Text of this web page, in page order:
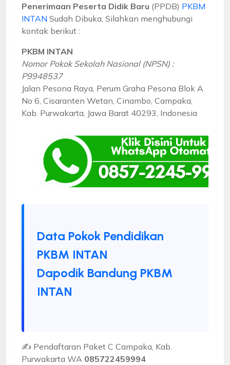
Penerimaan Peserta Didik Baru (PPDB) PKBM
INTAN Sudah Dibuka, Silahkan menghubungi
kontak berikut :
PKBM INTAN
Nomor Pokok Sekolah Nasional (NPSN) :
P9948537
Jalan Pesona Raya, Perum Graha Pesona Blok A
No 6, Cisaranten Wetan, Cinambo, Campaka,
Kab. Purwakarta, Jawa Barat 40293, Indonesia
Data Pokok Pendidikan
PKBM INTAN
Dapodik Bandung PKBM
INTAN
✍ Pendaftaran Paket C Campaka, Kab.
Purwakarta WA 085722459994